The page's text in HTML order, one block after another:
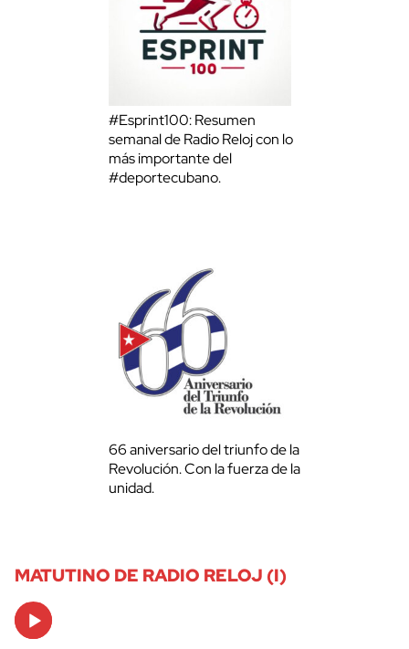
#Esprint100: Resumen
semanal de Radio Reloj con lo
más importante del
#deportecubano.
66 aniversario del triunfo de la
Revolución. Con la fuerza de la
unidad.
MATUTINO DE RADIO RELOJ (I)
Audio
Player